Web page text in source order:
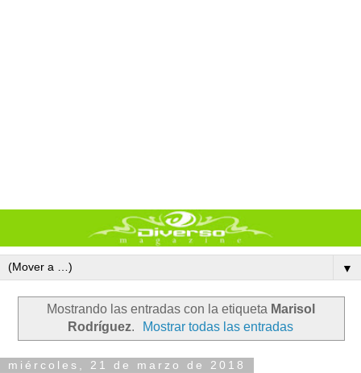
▼
Mostrando las entradas con la etiqueta Marisol
Rodríguez. Mostrar todas las entradas
miércoles, 21 de marzo de 2018